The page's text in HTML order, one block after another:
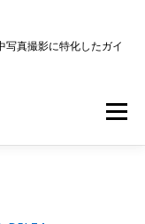
真撮影に特化したガイ
メニュー